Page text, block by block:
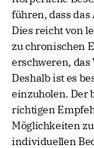
führen, dass
Dies reicht von
zu chronischen
erschweren, das
Deshalb ist es
einzuholen. Der
richtigen
Möglichkeiten
individuellen